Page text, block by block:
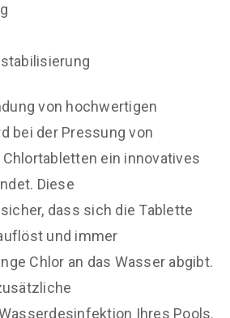
von hochwertigen
bei der Pressung von
ein innovatives
Diese
dass sich die Tablette
und immer
Chlor an das Wasser abgibt.
Ihres Pools.